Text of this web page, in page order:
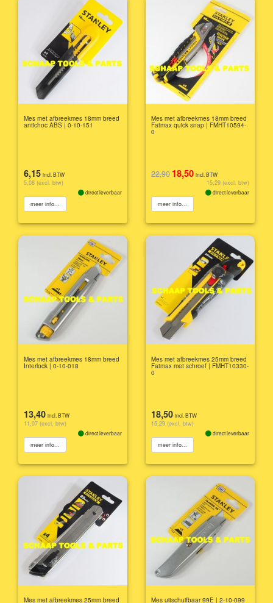
Mes met afbreekmes 18mm breed
antichoc ABS | 0-10-151
6,15 incl. BTW
5,08 (excl. btw)
direct leverbaar
meer info...
Mes met afbreekmes 18mm breed
Fatmax quick snap | FMHT10594-
0
22,90 18,50 incl. BTW
15,29 (excl. btw)
direct leverbaar
meer info...
Mes met afbreekmes 18mm breed
Interlock | 0-10-018
13,40 incl. BTW
11,07 (excl. btw)
direct leverbaar
meer info...
Mes met afbreekmes 25mm breed
Fatmax met schroef | FMHT10330-
0
18,50 incl. BTW
15,29 (excl. btw)
direct leverbaar
meer info...
Mes met afbreekmes 25mm breed Mes uitschuifbaar 99E | 2-10-099